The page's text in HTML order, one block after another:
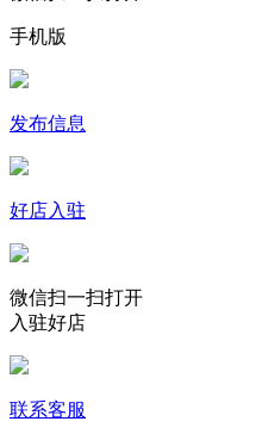
手机版
发布信息
好店入驻
微信扫一扫打开
入驻好店
联系客服